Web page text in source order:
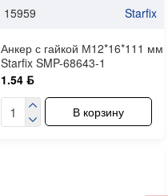
15959 Starfix
Анкер с гайкой М12*16*111 мм
Starfix SMP-68643-1
1.54 ƃ
В корзину